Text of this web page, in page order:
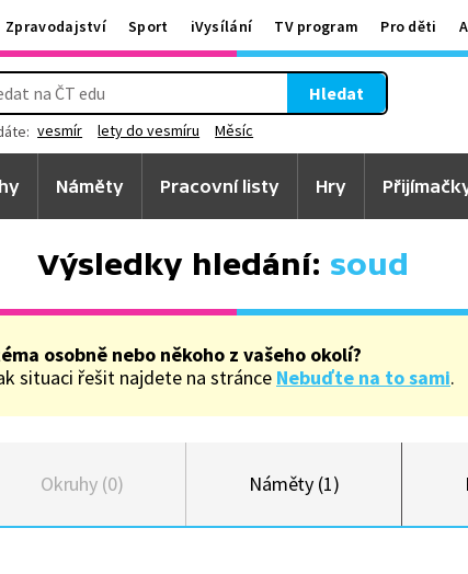
Zpravodajství Sport iVysílání TV program Pro děti
Hledat
vesmír lety do vesmíru Měsíc
Náměty Pracovní listy Hry
Výsledky hledání: soud
osobně nebo někoho z vašeho okolí?
situaci řešit najdete na stránce Nebuďte na to sami.
Okruhy (0) Náměty (1)